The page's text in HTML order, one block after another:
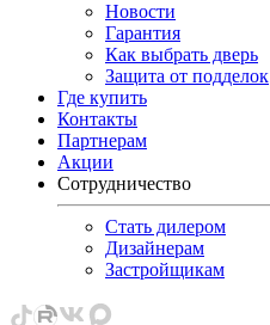
Новости
Гарантия
Как выбрать дверь
Защита от подделок
Где купить
Контакты
Партнерам
Акции
Сотрудничество
Стать дилером
Дизайнерам
Застройщикам